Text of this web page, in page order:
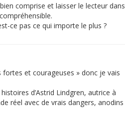
comprise et laisser le lecteur dans
ce pas ce qui importe le plus ?
et courageuses » donc je vais
d’Astrid Lindgren, autrice à
réel avec de vrais dangers, anodins